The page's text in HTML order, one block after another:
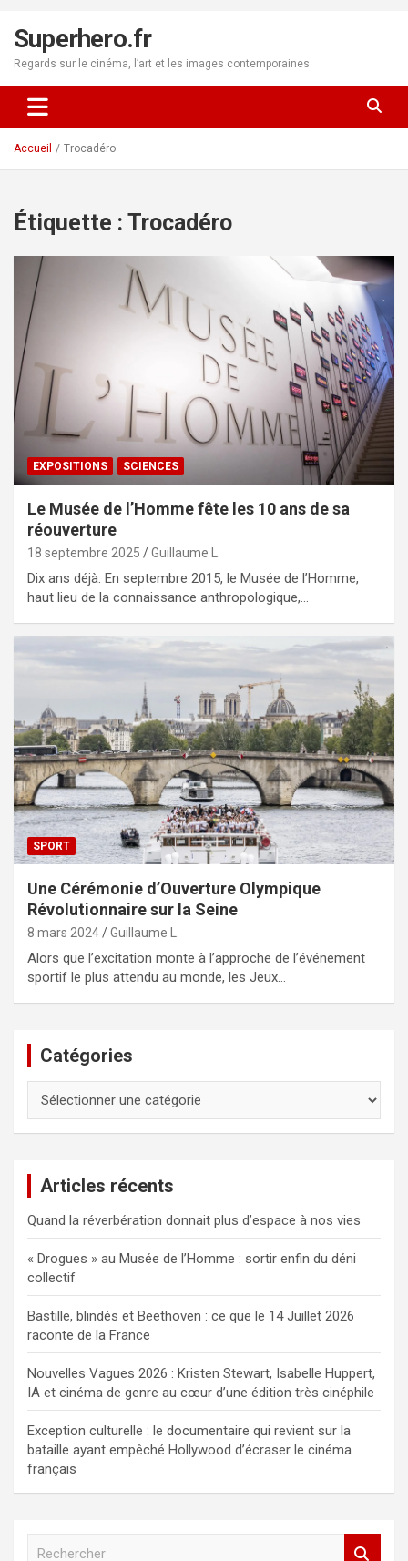
contenu
Superhero.fr
Regards sur le cinéma, l’art et les images contemporaines
Accueil Trocadéro
Étiquette : Trocadéro
EXPOSITIONS SCIENCES
Le Musée de l’Homme fête les 10 ans de sa
réouverture
18 septembre 2025 Guillaume L.
Dix ans déjà. En septembre 2015, le Musée de l’Homme,
haut lieu de la connaissance anthropologique,…
SPORT
Une Cérémonie d’Ouverture Olympique
Révolutionnaire sur la Seine
8 mars 2024 Guillaume L.
Alors que l’excitation monte à l’approche de l’événement
sportif le plus attendu au monde, les Jeux…
Catégories
Articles récents
Quand la réverbération donnait plus d’espace à nos vies
« Drogues » au Musée de l’Homme : sortir enfin du déni
collectif
Bastille, blindés et Beethoven : ce que le 14 Juillet 2026
raconte de la France
Nouvelles Vagues 2026 : Kristen Stewart, Isabelle Huppert,
IA et cinéma de genre au cœur d’une édition très cinéphile
Exception culturelle : le documentaire qui revient sur la
bataille ayant empêché Hollywood d’écraser le cinéma
français